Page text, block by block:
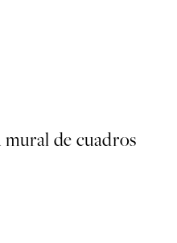
de cuadros